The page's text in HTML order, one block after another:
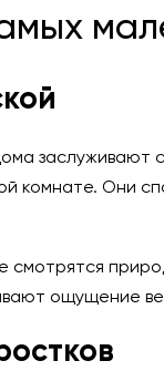
заслуживают
комнате. Они
смотрятся
ощущение